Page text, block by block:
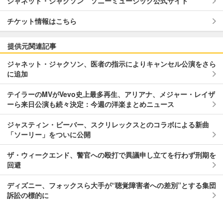
チケット情報はこちら
提供元関連記事
ジャネット・ジャクソン、医者の指示によりキャンセル公演をさら
に追加
テイラーのMVがVevo史上最多再生、アリアナ、メジャー・レイザ
ーら来日公演も続々決定：今週の洋楽まとめニュース
ジャスティン・ビーバー、スクリレックスとのコラボによる新曲
「ソーリー」をついに公開
ザ・ウィークエンド、警官への殴打で異議申し立てを行わず刑期を
回避
ディズニー、フォックスら大手が“聴覚障害者への差別”とする集団
訴訟の標的に